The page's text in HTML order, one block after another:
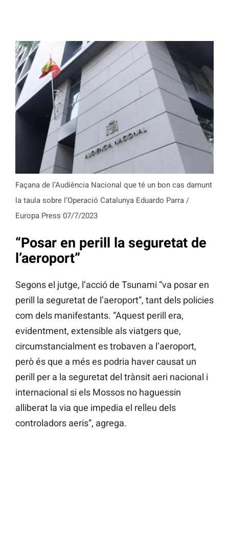
Façana de l’Audiència Nacional que té un bon cas damunt
la taula sobre l’Operació Catalunya Eduardo Parra /
Europa Press 07/7/2023
“Posar en perill la seguretat de
l’aeroport”
Segons el jutge, l’acció de Tsunami “va posar en
perill la seguretat de l’aeroport”, tant dels policies
com dels manifestants. “Aquest perill era,
evidentment, extensible als viatgers que,
circumstancialment es trobaven a l’aeroport,
però és que a més es podria haver causat un
perill per a la seguretat del trànsit aeri nacional i
internacional si els Mossos no haguessin
alliberat la via que impedia el relleu dels
controladors aeris”, agrega.